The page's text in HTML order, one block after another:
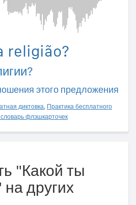
religião?
этого предложения
диктовка, Практика бесплатного
флэшкарточек
"Какой ты
на других